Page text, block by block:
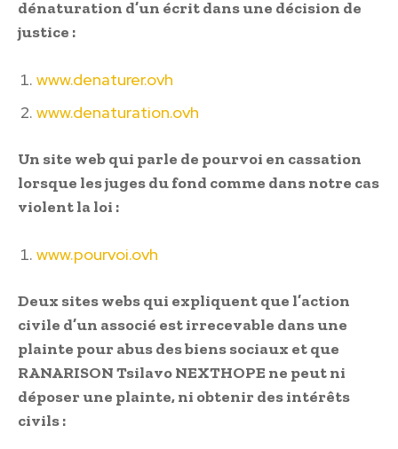
dénaturation d’un écrit dans une décision de
justice :
www.denaturer.ovh
www.denaturation.ovh
Un site web qui parle de pourvoi en cassation
lorsque les juges du fond comme dans notre cas
violent la loi :
www.pourvoi.ovh
Deux sites webs qui expliquent que l’action
civile d’un associé est irrecevable dans une
plainte pour abus des biens sociaux et que
RANARISON Tsilavo NEXTHOPE ne peut ni
déposer une plainte, ni obtenir des intérêts
civils :